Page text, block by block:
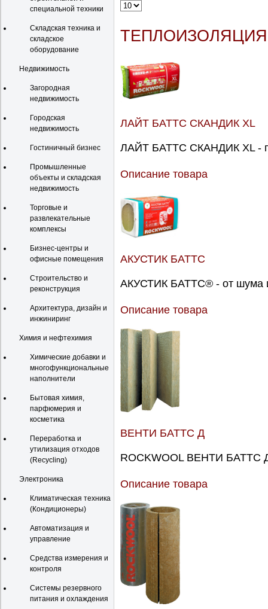
специальной техники
Складская техника и
складское
оборудование
Недвижимость
Загородная
недвижимость
Городская
недвижимость
Гостиничный бизнес
Промышленные
объекты и складская
недвижимость
Торговые и
развлекательные
комплексы
Бизнес-центры и
офисные помещения
Строительство и
реконструкция
Архитектура, дизайн и
инжиниринг
Химия и нефтехимия
Химические добавки и
многофункциональные
наполнители
Бытовая химия,
парфюмерия и
косметика
Переработка и
утилизация отходов
(Recycling)
Электроника
Климатическая техника
(Кондиционеры)
Автоматизация и
управление
Средства измерения и
контроля
Системы резервного
питания и охлаждения
ЛАЙТ БАТТС СКАНДИК XL
ЛАЙТ БАТТС СКАНДИК XL -
Описание товара
АКУСТИК БАТТС
АКУСТИК БАТТС® - от шума
Описание товара
ВЕНТИ БАТТС Д
ROCKWOOL ВЕНТИ БАТТС
Описание товара